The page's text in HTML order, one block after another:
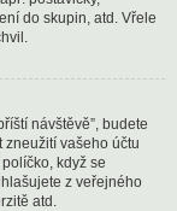
do skupin, atd. Vřele
návštěvě”, budete
zneužití vašeho účtu
když se
z veřejného
atd.